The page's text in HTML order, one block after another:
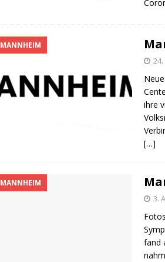
MANNHEIM
ihre
[…]
MANNHEIM
3.
fand